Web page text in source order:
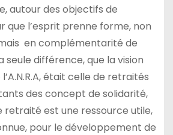
autour des objectifs de
que l’esprit prenne forme, non
en complémentarité de
seule différence, que la vision
était celle de retraités
des concept de solidarité,
retraité est une ressource utile,
pour le développement de